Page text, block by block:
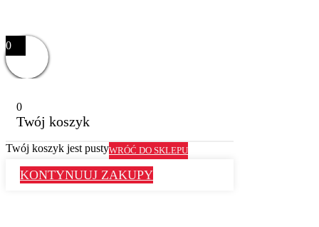
0
0
Twój koszyk
Twój koszyk jest pustyWRÓĆ DO SKLEPU
KONTYNUUJ ZAKUPY